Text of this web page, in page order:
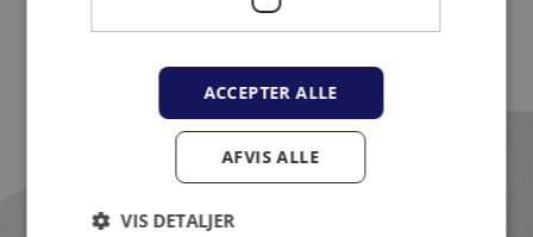
ACCEPTER ALLE
AFVIS ALLE
VIS DETALJER